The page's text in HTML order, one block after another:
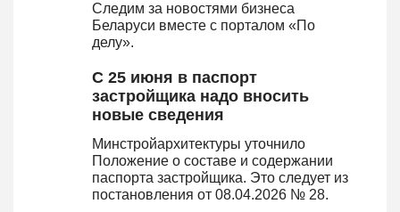
Следим за новостями бизнеса
Беларуси вместе с порталом «По
делу».
С 25 июня в паспорт
застройщика надо вносить
новые сведения
Минстройархитектуры уточнило
Положение о составе и содержании
паспорта застройщика. Это следует из
постановления от 08.04.2026 № 28.